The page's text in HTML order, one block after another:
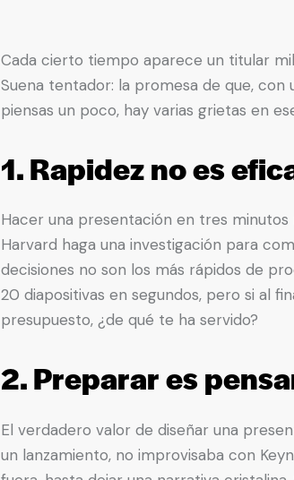
Cada cierto tiempo aparece un titular
Suena tentador: la promesa de que,
piensas un poco, hay varias grietas en
1. Rapidez no es
Hacer una presentación en tres
Harvard haga una investigación para
decisiones no son los más rápidos de
20 diapositivas en segundos, pero si al
presupuesto, ¿de qué te ha servido?
2. Preparar es
El verdadero valor de diseñar una
un lanzamiento, no improvisaba con